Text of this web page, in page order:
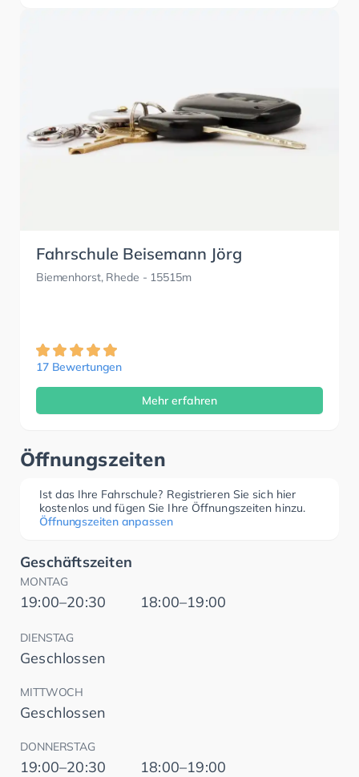
Fahrschule Beisemann Jörg
Biemenhorst, Rhede - 15515m
17 Bewertungen
Mehr erfahren
Öffnungszeiten
Ist das Ihre Fahrschule? Registrieren Sie sich hier
kostenlos und fügen Sie Ihre Öffnungszeiten hinzu.
Öffnungszeiten anpassen
Geschäftszeiten
MONTAG
19:00–20:30 18:00–19:00
DIENSTAG
Geschlossen
MITTWOCH
Geschlossen
DONNERSTAG
19:00–20:30 18:00–19:00